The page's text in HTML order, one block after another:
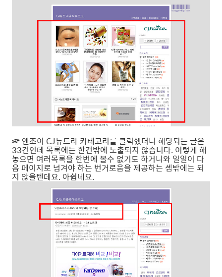
☞ 엔조이 CJ뉴트라 카테고리를 클릭했더니 해당되는 글은
33건인데 목록에는 한건밖에 노출되지 않습니다. 이렇게 해
놓으면 여러목록을 한번에 볼수 없기도 하거니와 일일이 다
음 페이지로 넘겨야 하는 번거로움을 제공하는 셈밖에는 되
지 않을텐데요. 아쉽네요.